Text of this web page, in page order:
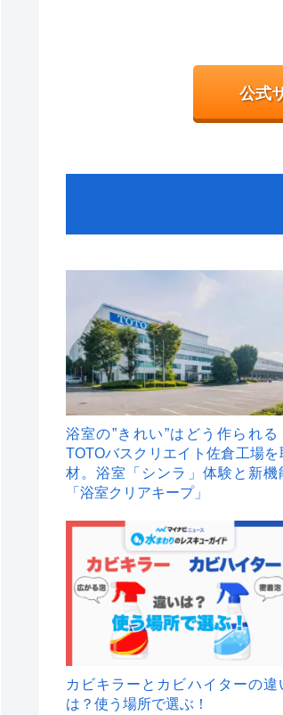
公式
浴室の”きれい”はどう作られる
TOTOバスクリエイト佐倉工場を
材。浴室「シンラ」体験と新機
「浴室クリアキープ」
カビキラーとカビハイターの違
は？使う場所で選ぶ！